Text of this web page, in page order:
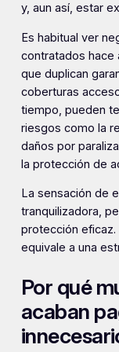
y, aun así, estar
Es habitual ver
contratados hace
que duplican
coberturas
tiempo, pueden
riesgos como la
daños por
la protección de
La sensación de
tranquilizadora,
protección
equivale a una
Por qué
acaban